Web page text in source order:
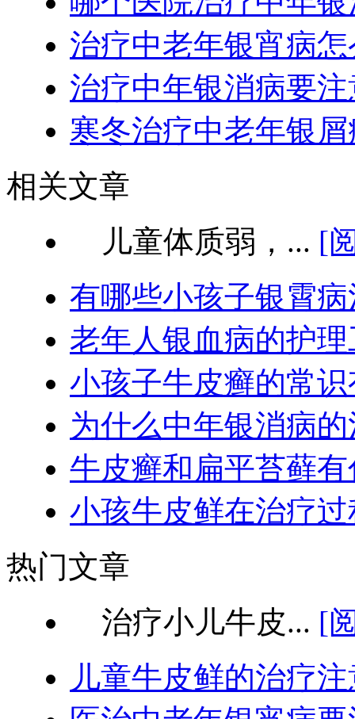
治疗中老年银宵病
治疗中年银消病要
寒冬治疗中老年银
相关文章
儿童体质弱，... [
有哪些小孩子银霄
老年人银血病的护
小孩子牛皮癣的常
为什么中年银消病
牛皮癣和扁平苔藓
小孩牛皮鲜在治疗
热门文章
治疗小儿牛皮... [
儿童牛皮鲜的治疗